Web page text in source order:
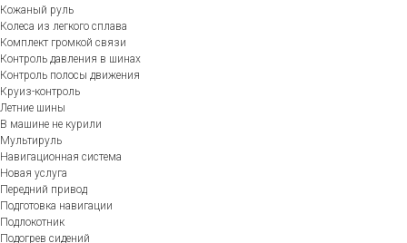
Кожаный руль
Колеса из легкого сплава
Комплект громкой связи
Контроль давления в шинах
Контроль полосы движения
Круиз-контроль
Летние шины
В машине не курили
Мультируль
Навигационная система
Новая услуга
Передний привод
Подготовка навигации
Подлокотник
Подогрев сидений